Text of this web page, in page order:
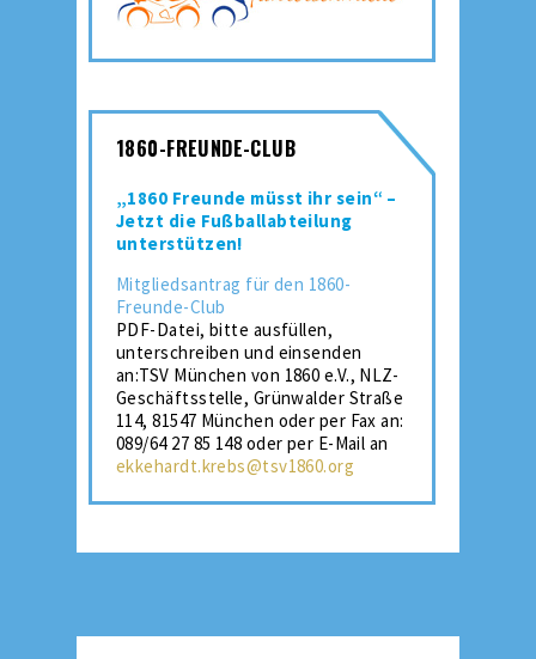
1860-FREUNDE-CLUB
„1860 Freunde müsst ihr sein“ –
Jetzt die Fußballabteilung
unterstützen!
Mitgliedsantrag für den 1860-
Freunde-Club
PDF-Datei, bitte ausfüllen,
unterschreiben und einsenden
an:TSV München von 1860 e.V., NLZ-
Geschäftsstelle, Grünwalder Straße
114, 81547 München oder per Fax an:
089/64 27 85 148 oder per E-Mail an
ekkehardt.krebs@tsv1860.org